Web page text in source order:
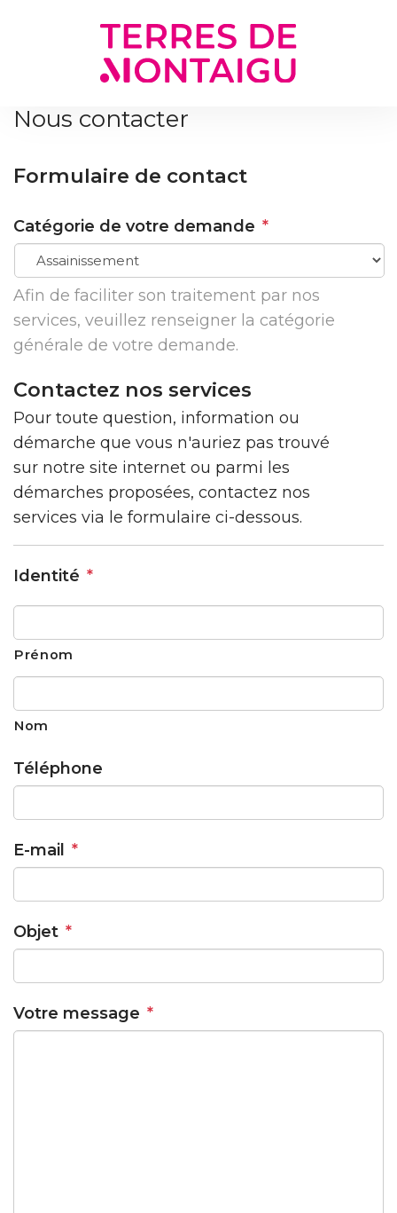
Nous contacter
Formulaire de contact
Catégorie de votre demande *
Afin de faciliter son traitement par nos
services, veuillez renseigner la catégorie
générale de votre demande.
Contactez nos services
Pour toute question, information ou
démarche que vous n'auriez pas trouvé
sur notre site internet ou parmi les
démarches proposées, contactez nos
services via le formulaire ci-dessous.
Identité *
Prénom
Nom
Téléphone
E-mail *
Objet *
Votre message *